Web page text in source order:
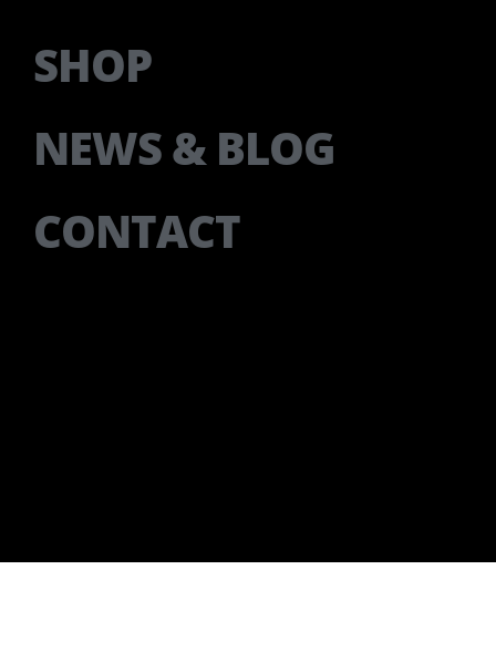
SHOP
NEWS & BLOG
CONTACT